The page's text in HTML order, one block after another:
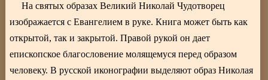
На святых образах Великий Николай Чудотворец
изображается с Евангелием в руке. Книга может быть как
открытой, так и закрытой. Правой рукой он дает
епископское благословение молящемуся перед образом
человеку. В русской иконографии выделяют образ Николая